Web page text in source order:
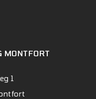
MONTFORT
1